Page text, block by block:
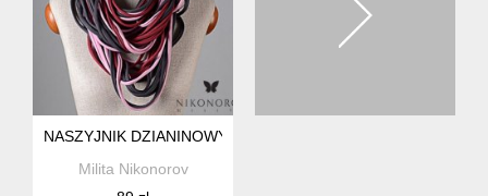
NASZYJNIK DZIANINOWY
Milita Nikonorov